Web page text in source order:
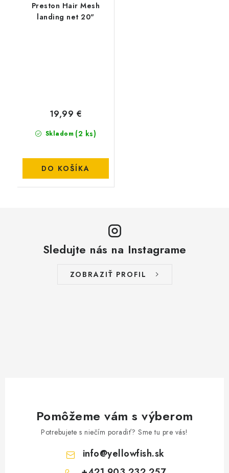
Preston Hair Mesh
landing net 20"
Skladom (2 ks)
19,99 €
DO KOŠÍKA
Sledujte nás na Instagrame
ZOBRAZIŤ PROFIL
Pomôžeme vám s výberom
Potrebujete s niečím poradiť? Sme tu pre vás!
info@yellowfish.sk